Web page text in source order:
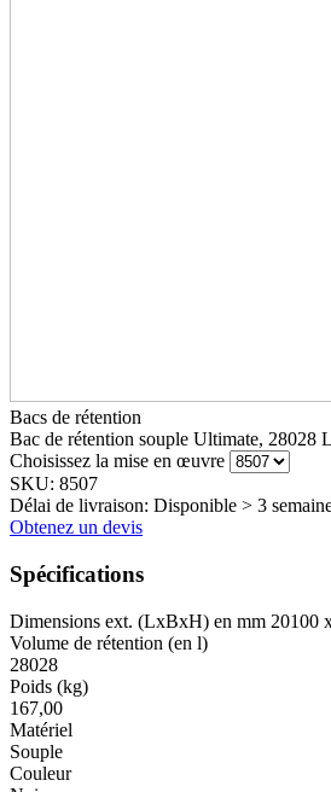
Bacs de rétention
Bac de rétention souple Ultimate, 28028 L
Choisissez la mise en œuvre
SKU: 8507
Délai de livraison: Disponible > 3
Obtenez un devis
Spécifications
Dimensions ext. (LxBxH) en mm 20100
Volume de rétention (en l)
28028
Poids (kg)
167,00
Matériel
Souple
Couleur